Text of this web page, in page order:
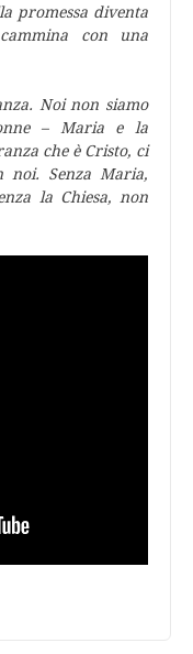
promessa diventa
con una
Noi non siamo
– Maria e la
che è Cristo, ci
noi. Senza Maria,
la Chiesa, non